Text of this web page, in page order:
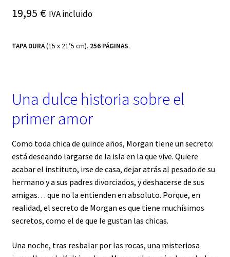
19,95 € IVA incluido
TAPA DURA(15 x 21’5 cm). 256 PÁGINAS.
Una dulce historia sobre el
primer amor
Como toda chica de quince años, Morgan tiene un secreto:
está deseando largarse de la isla en la que vive. Quiere
acabar el instituto, irse de casa, dejar atrás al pesado de su
hermano y a sus padres divorciados, y deshacerse de sus
amigas… que no la entienden en absoluto. Porque, en
realidad, el secreto de Morgan es que tiene muchísimos
secretos, como el de que le gustan las chicas.
Una noche, tras resbalar por las rocas, una misteriosa